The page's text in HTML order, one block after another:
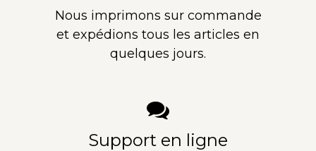
Nous imprimons sur commande
et expédions tous les articles en
quelques jours.
Support en ligne